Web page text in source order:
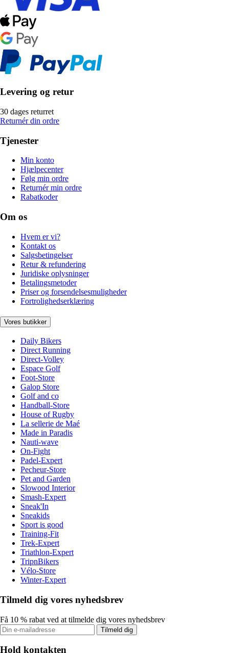
Levering og retur
30 dages returret
Returnér din ordre
Tjenester
Min konto
Hjælpecenter
Følg min ordre
Returnér min ordre
Rabatkoder
Om os
Hvem er vi?
Kontakt os
Salgsbetingelser
Retur & refundering
Juridiske oplysninger
Betalingsmetoder
Priser og forsendelsesmuligheder
Fortrolighedserklæring
Vores butikker
Daily Bikers
Direct Running
Direct-Volley
Espace Golf
Foot-Store
Galop Store
Golf and co
Handball-Store
House of Rugby
La sellerie de Maé
Made in Paradis
Nauti-wave
On-Fight
Padel-Expert
Pecheur-Store
Pet and Garden
Slowood Interior
Smash-Expert
Sneak'In
Sneakids
Sport is good
Training-Fit
Trek-Expert
Triathlon-Expert
TripnBikers
Vélo-Store
Winter-Expert
Tilmeld dig vores nyhedsbrev
Få 10 % rabat ved at tilmelde dig vores nyhedsbrev
Tilmeld dig
Hold kontakten